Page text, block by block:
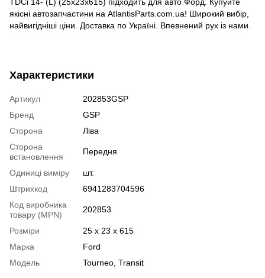
якісні автозапчастини на AtlantisParts.com.ua! Широкий вибір,
найвигідніші ціни. Доставка по Україні. Впевнений рух із нами.
Характеристики
Артикул
202853GSP
Бренд
GSP
Сторона
Ліва
Сторона
встановлення
Передня
Одиниці виміру
шт.
Штрихкод
6941283704596
Код виробника
товару (MPN)
202853
Розміри
25 x 23 x 615
Марка
Ford
Модель
Tourneo Transit